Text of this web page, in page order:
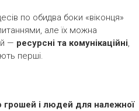
по обидва боки «віконця»
але їх можна
— ресурсні та комунікаційні,
перші.
грошей і людей для належної